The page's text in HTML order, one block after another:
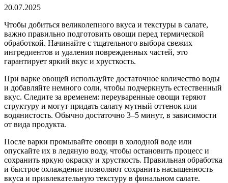
20.07.2025
Чтобы добиться великолепного вкуса и текстуры в салате,
важно правильно подготовить овощи перед термической
обработкой. Начинайте с тщательного выбора свежих
ингредиентов и удаления поврежденных частей, это
гарантирует яркий вкус и хрусткость.
При варке овощей используйте достаточное количество воды
и добавляйте немного соли, чтобы подчеркнуть естественный
вкус. Следите за временем: переуваренные овощи теряют
структуру и могут придать салату мутный оттенок или
водянистость. Обычно достаточно 3–5 минут, в зависимости
от вида продукта.
После варки промывайте овощи в холодной воде или
опускайте их в ледяную воду, чтобы остановить процесс и
сохранить яркую окраску и хрусткость. Правильная обработка
и быстрое охлаждение позволяют сохранить насыщенность
вкуса и привлекательную текстуру в финальном салате.